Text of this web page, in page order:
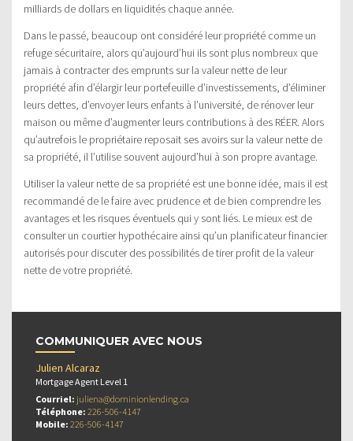
milliards de dollars en liquidités chaque année.
Dans le passé, beaucoup ont considéré leur propriété comme un
refuge sécuritaire, alors qu’aujourd’hui ils sont plus nombreux que
jamais à contracter des emprunts sur la valeur nette de leur
propriété afin d’élargir leur portefeuille d’investissements, d’éliminer
leurs dettes, d’envoyer leurs enfants à l’université, de rénover leur
maison ou même d’augmenter leurs contributions à des RÉER. Alors
qu’autrefois le propriétaire reposait ses avoirs sur la valeur nette de
sa propriété, il l’utilise souvent aujourd’hui à son propre avantage.
Utiliser la valeur nette de sa propriété est une bonne idée, mais il est
recommandé de le faire avec prudence et de bien comprendre les
avantages et les risques éventuels qui y sont liés. Le mieux est de
consulter un courtier hypothécaire ainsi qu’un planificateur financier
autorisés pour discuter des possibilités de tirer profit de la valeur
nette de votre propriété.
COMMUNIQUER AVEC NOUS
Julien Alcaraz
Mortgage Agent Level 1
Courriel: juliena@dominionlending.ca
Téléphone: 226-506-4147
Mobile: 226-506-4147